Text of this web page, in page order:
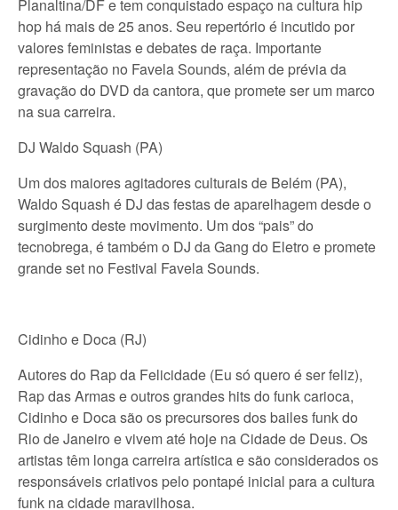
Planaltina/DF e tem conquistado espaço na cultura hip
hop há mais de 25 anos. Seu repertório é incutido por
valores feministas e debates de raça. Importante
representação no Favela Sounds, além de prévia da
gravação do DVD da cantora, que promete ser um marco
na sua carreira.
DJ Waldo Squash (PA)
Um dos maiores agitadores culturais de Belém (PA),
Waldo Squash é DJ das festas de aparelhagem desde o
surgimento deste movimento. Um dos “pais” do
tecnobrega, é também o DJ da Gang do Eletro e promete
grande set no Festival Favela Sounds.
Cidinho e Doca (RJ)
Autores do Rap da Felicidade (Eu só quero é ser feliz),
Rap das Armas e outros grandes hits do funk carioca,
Cidinho e Doca são os precursores dos bailes funk do
Rio de Janeiro e vivem até hoje na Cidade de Deus. Os
artistas têm longa carreira artística e são considerados os
responsáveis criativos pelo pontapé inicial para a cultura
funk na cidade maravilhosa.